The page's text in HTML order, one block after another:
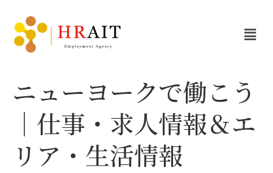
ニューヨークで働こう
｜仕事・求人情報＆エ
リア・生活情報